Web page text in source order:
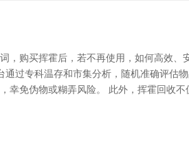
，购买挥霍后，若不再使用，如何高效
过专科温存和市集分析，随机准确评
幸免伪物或糊弄风险。 此外，挥霍回收